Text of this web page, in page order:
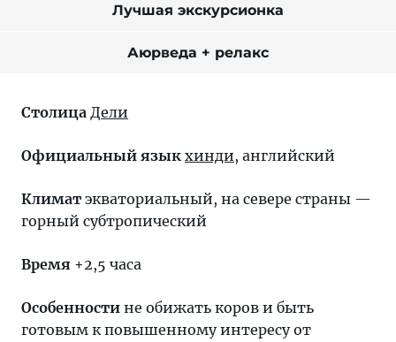
Лучшая экскурсионка
Аюрведа + релакс
Столица Дели
Официальный язык хинди, английский
Климат экваториальный, на севере страны —
горный субтропический
Время +2,5 часа
Особенности не обижать коров и быть
готовым к повышенному интересу от